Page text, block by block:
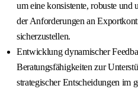
um eine konsistente, robuste und
der Anforderungen an
sicherzustellen.
Entwicklung dynamischer
Beratungsfähigkeiten zur
strategischer Entscheidungen im